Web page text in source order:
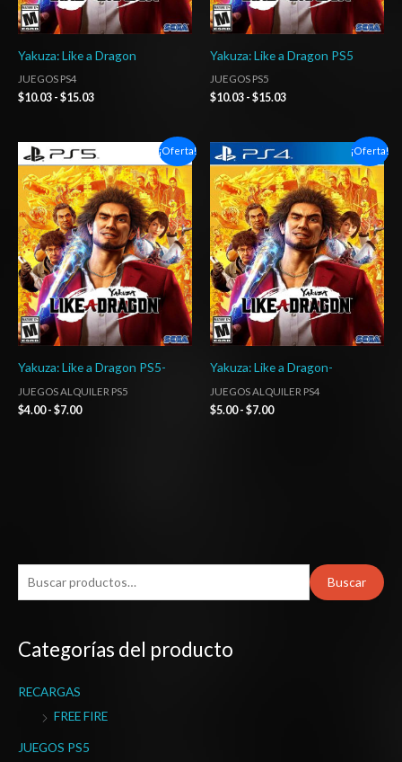
u
c
r
o
Buscar
Categorías del producto
RECARGAS
FREE FIRE
JUEGOS PS5
Yakuza: Like a Dragon
JUEGOS PS4
$10.03 - $15.03
Yakuza: Like a Dragon PS5
JUEGOS PS5
$10.03 - $15.03
¡Oferta!
Yakuza: Like a Dragon PS5-
JUEGOS ALQUILER PS5
$4.00 - $7.00
Rango
de
precios:
desde
$4.00
hasta
$7.00
¡Oferta!
Yakuza: Like a Dragon-
JUEGOS ALQUILER PS4
$5.00 - $7.00
Rango
de
precios:
desde
$5.00
hasta
$7.00